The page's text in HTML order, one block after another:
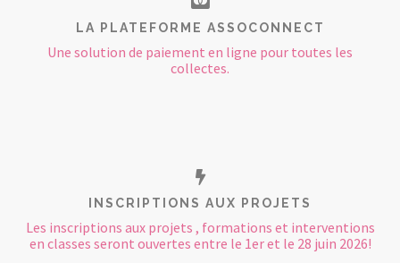
LA PLATEFORME ASSOCONNECT
Une solution de paiement en ligne pour toutes les
collectes.
INSCRIPTIONS AUX PROJETS
Les inscriptions aux projets , formations et interventions
en classes seront ouvertes entre le 1er et le 28 juin 2026!